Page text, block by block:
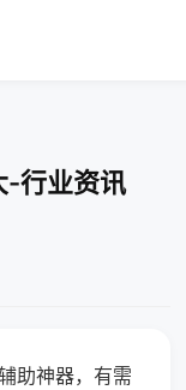
-行业资讯
助神器，有需